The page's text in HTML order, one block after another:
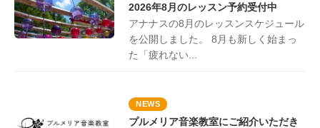
2026年8月のレッスン予約受付中
アナナスの8月のレッスンスケジュール
を公開しました。 8月も新しく始まっ
た「疲れない...
NEWS
プルメリア音楽教室にご紹介いただき